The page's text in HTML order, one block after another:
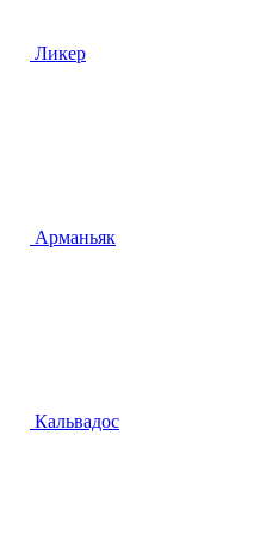
Ликер
Арманьяк
Кальвадос